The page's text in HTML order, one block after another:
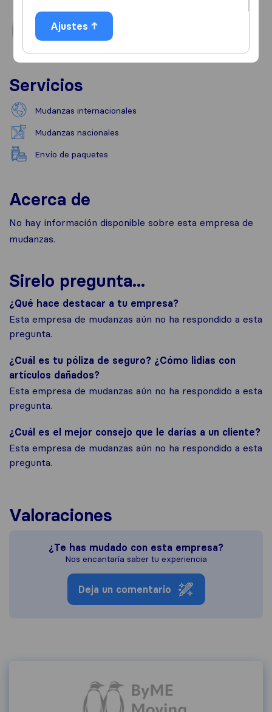
Servicios
Mudanzas internacionales
Mudanzas nacionales
Envío de paquetes
Acerca de
No hay información disponible sobre esta empresa de
mudanzas.
Sirelo pregunta...
¿Qué hace destacar a tu empresa?
Esta empresa de mudanzas aún no ha respondido a esta
pregunta.
¿Cuál es tu póliza de seguro? ¿Cómo lidias con
artículos dañados?
Esta empresa de mudanzas aún no ha respondido a esta
pregunta.
¿Cuál es el mejor consejo que le darías a un cliente?
Esta empresa de mudanzas aún no ha respondido a esta
pregunta.
Valoraciones
¿Te has mudado con esta empresa?
Nos encantaría saber tu experiencia
Deja un comentario
Ajustes